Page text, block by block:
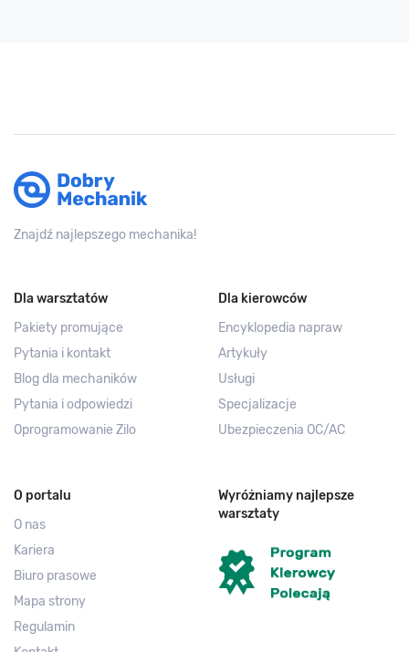
Znajdź najlepszego mechanika!
Dla warsztatów
Pakiety promujące
Pytania i kontakt
Blog dla mechaników
Pytania i odpowiedzi
Oprogramowanie Zilo
Dla kierowców
Encyklopedia napraw
Artykuły
Usługi
Specjalizacje
Ubezpieczenia OC/AC
O portalu
O nas
Kariera
Biuro prasowe
Mapa strony
Regulamin
Wyróżniamy najlepsze
warsztaty